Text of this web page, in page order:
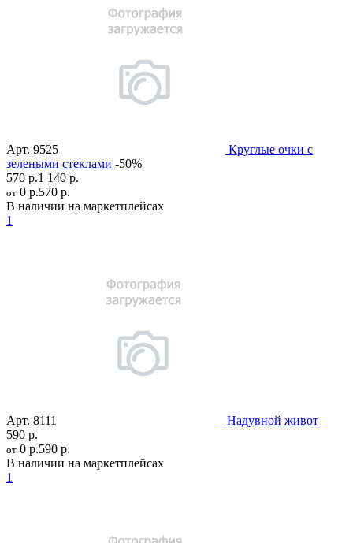
Арт. 9525
Круглые очки с
зелеными стеклами -50%
570 р.1 140 р.
от 0 р.570 р.
В наличии на маркетплейсах
1
Арт. 8111
Надувной живот
590 р.
от 0 р.590 р.
В наличии на маркетплейсах
1